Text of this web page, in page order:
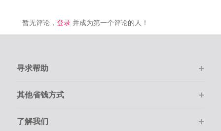
暂无评论， 登录并成为第一个评论的人！
寻求帮助
其他省钱方式
了解我们